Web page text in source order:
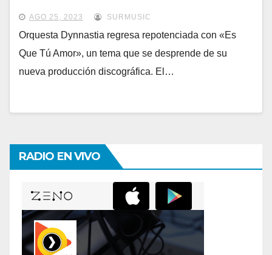
promocional «Es que Tú Amor»
AGO 25, 2023 SURMUSIC
Orquesta Dynnastia regresa repotenciada con «Es
Que Tú Amor», un tema que se desprende de su
nueva producción discográfica. El…
RADIO EN VIVO